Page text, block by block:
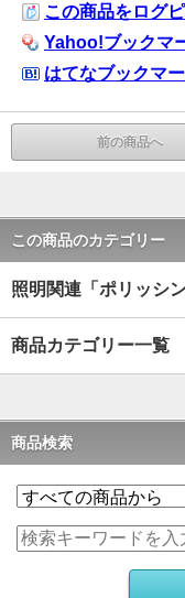
この商品をログ
Yahoo!ブックマ
はてなブックマ
前の商品へ
この商品のカテゴリー
照明関連「ポリッシ
商品カテゴリー一覧
商品検索